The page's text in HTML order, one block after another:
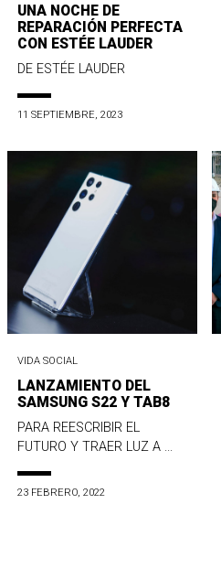
UNA NOCHE DE
REPARACIÓN PERFECTA
CON ESTÉE LAUDER
DE ESTÉE LAUDER
11 SEPTIEMBRE, 2023
VIDA SOCIAL
LANZAMIENTO DEL
SAMSUNG S22 Y TAB8
PARA REESCRIBIR EL
FUTURO Y TRAER LUZ A ...
23 FEBRERO, 2022